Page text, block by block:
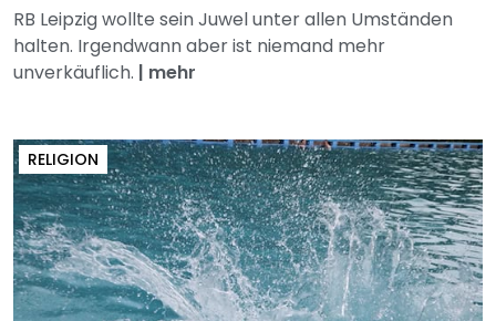
RB Leipzig wollte sein Juwel unter allen Umständen
halten. Irgendwann aber ist niemand mehr
unverkäuflich. | mehr
RELIGION